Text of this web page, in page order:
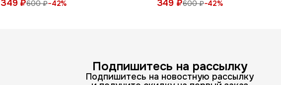
349 ₽600 ₽−42% 349 ₽600 ₽−42%
Подпишитесь на рассылку
Подпишитесь на новостную рассылку